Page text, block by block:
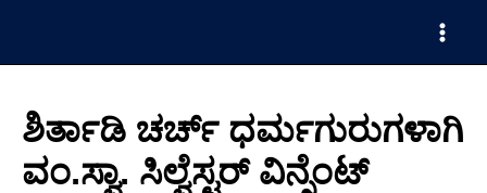
content
Main
ಶಿರ್ತಾಡಿ ಚರ್ಚ್ ಧರ್ಮಗುರುಗಳಾಗಿ
ವಂ.ಸ್ವಾ. ಸಿಲ್ವೆಸ್ಟರ್ ವಿನ್ಸೆಂಟ್